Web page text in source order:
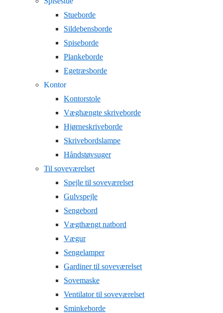
Stueborde
Sildebensborde
Spiseborde
Plankeborde
Egetræsborde
Kontor
Kontorstole
Væghængte skriveborde
Hjørneskriveborde
Skrivebordslampe
Håndstøvsuger
Til soveværelset
Spejle til soveværelset
Gulvspejle
Sengebord
Vægthængt natbord
Vægur
Sengelamper
Gardiner til soveværelset
Sovemaske
Ventilator til soveværelset
Sminkeborde